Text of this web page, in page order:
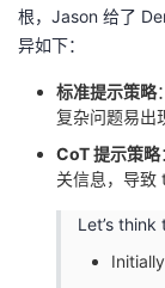
根，Jason 给了
异如下：
标准提示策略
复杂问题易出
CoT 提示策略
关信息，导致
Let’s